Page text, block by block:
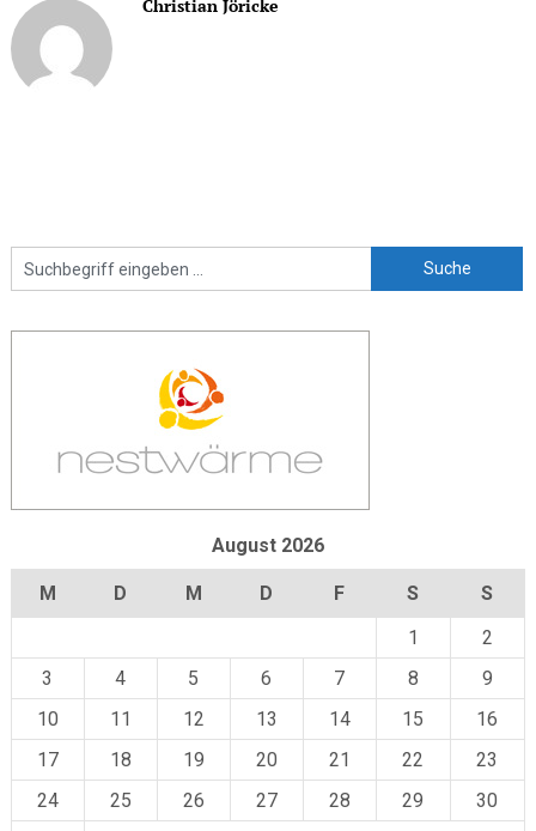
Christian Jöricke
August 2026
M D M D F S
S
1
2
3
4 5 6 7 8
9
10
11 12 13 14 15
16
17
18 19 20 21 22
23
24
25 26 27 28 29
30